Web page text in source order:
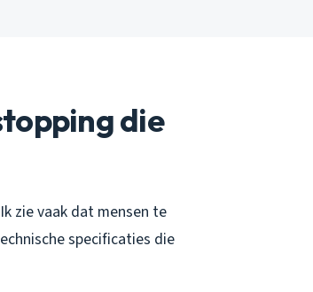
die
zie vaak dat mensen te
specificaties die